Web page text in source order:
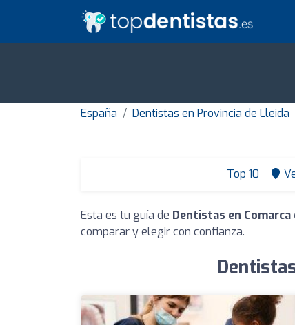
España Dentistas en Provincia de Lleida
Top 10
Esta es tu guía de Dentistas en Comarca
comparar y elegir con confianza.